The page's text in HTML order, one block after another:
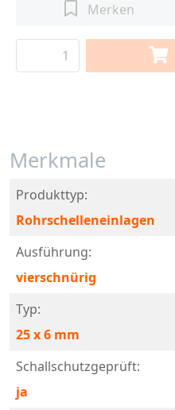
Merken
Merkmale
Produkttyp:
Rohrschelleneinlagen
Ausführung:
vierschnürig
Typ:
25 x 6 mm
Schallschutzgeprüft:
ja